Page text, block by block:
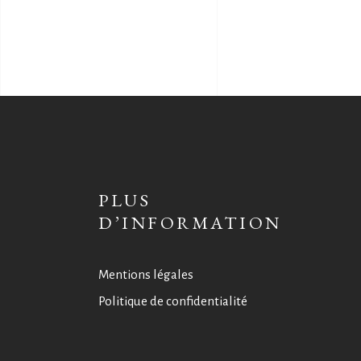
PLUS
D’INFORMATION
Mentions légales
Politique de confidentialité